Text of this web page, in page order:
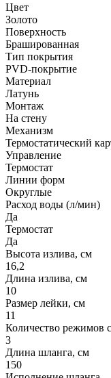
Цвет
Золото
Поверхность
Брашированная
Тип покрытия
PVD-покрытие
Материал
Латунь
Монтаж
На стену
Механизм
Термостатический
Управление
Термостат
Линии форм
Округлые
Расход воды (л/мин)
Да
Термостат
Да
Высота излива, см
16,2
Длина излива, см
10
Размер лейки, см
11
Количество режимов
3
Длина шланга, см
150